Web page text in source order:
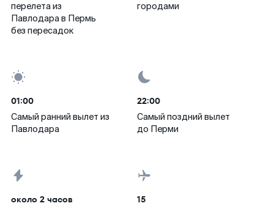
перелета из
Павлодара в Пермь
без пересадок
городами
01:00
Самый ранний вылет из
Павлодара
22:00
Самый поздний вылет
до Перми
около 2 часов 15